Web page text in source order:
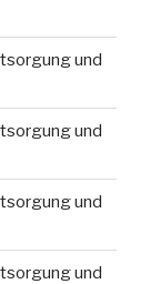
und
und
und
und